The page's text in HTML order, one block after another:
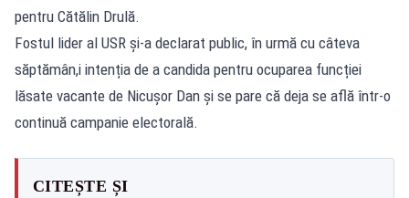
pentru Cătălin Drulă.
Fostul lider al USR și-a declarat public, în urmă cu câteva
săptămân,i intenția de a candida pentru ocuparea funcției
lăsate vacante de Nicușor Dan și se pare că deja se află într-o
continuă campanie electorală.
CITEȘTE ȘI